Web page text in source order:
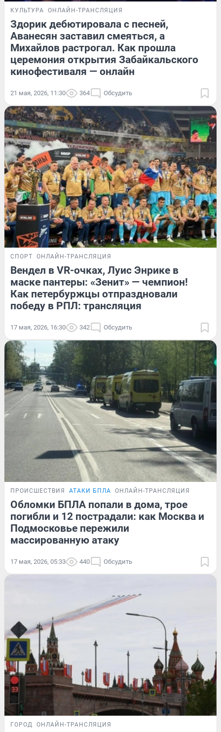
КУЛЬТУРА ОНЛАЙН-ТРАНСЛЯЦИЯ
Здорик дебютировала с песней,
Аванесян заставил смеяться, а
Михайлов растрогал. Как прошла
церемония открытия Забайкальского
кинофестиваля — онлайн
21 мая, 2026, 11:30 364 Обсудить
СПОРТ ОНЛАЙН-ТРАНСЛЯЦИЯ
Вендел в VR-очках, Луис Энрике в
маске пантеры: «Зенит» — чемпион!
Как петербуржцы отпраздновали
победу в РПЛ: трансляция
17 мая, 2026, 16:30 342 Обсудить
ПРОИСШЕСТВИЯ АТАКИ БПЛА ОНЛАЙН-ТРАНСЛЯЦИЯ
Обломки БПЛА попали в дома, трое
погибли и 12 пострадали: как Москва и
Подмосковье пережили
массированную атаку
17 мая, 2026, 05:33 440 Обсудить
ГОРОД ОНЛАЙН-ТРАНСЛЯЦИЯ